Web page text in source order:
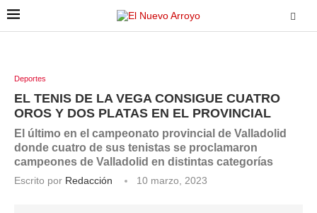
Deportes
EL TENIS DE LA VEGA CONSIGUE CUATRO
OROS Y DOS PLATAS EN EL PROVINCIAL
El último en el campeonato provincial de Valladolid
donde cuatro de sus tenistas se proclamaron
campeones de Valladolid en distintas categorías
Escrito por Redacción 10 marzo, 2023